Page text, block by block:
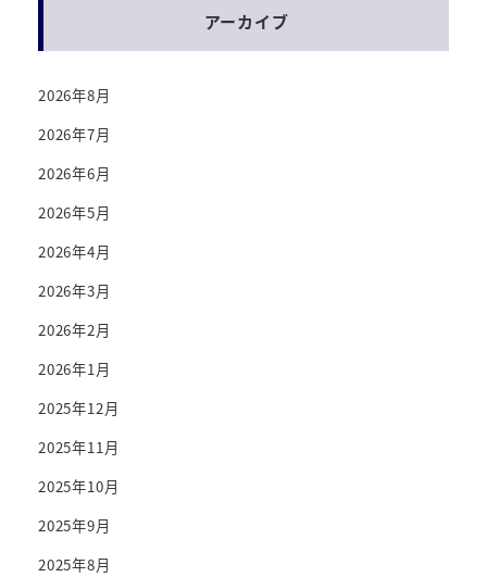
アーカイブ
2026年8月
2026年7月
2026年6月
2026年5月
2026年4月
2026年3月
2026年2月
2026年1月
2025年12月
2025年11月
2025年10月
2025年9月
2025年8月